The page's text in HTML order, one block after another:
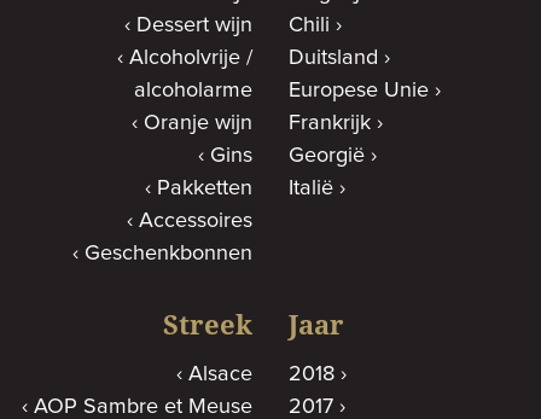
Dessert wijn
Alcoholvrije /
alcoholarme
Oranje wijn
Gins
Pakketten
Accessoires
Geschenkbonnen
Chili
Duitsland
Europese Unie
Frankrijk
Georgië
Italië
Streek
Alsace
AOP Sambre et Meuse
Jaar
2018
2017